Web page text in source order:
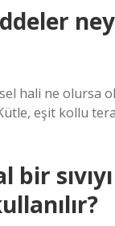
hali ne olursa
eşit kollu
bir